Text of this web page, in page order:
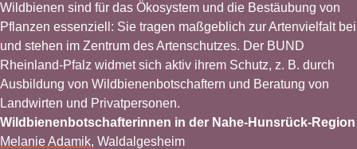
Wildbienen sind für das Ökosystem und die Bestäubung von
Pflanzen essenziell: Sie tragen maßgeblich zur Artenvielfalt bei
und stehen im Zentrum des Artenschutzes. Der BUND
Rheinland-Pfalz widmet sich aktiv ihrem Schutz, z. B. durch
Ausbildung von Wildbienenbotschaftern und Beratung von
Landwirten und Privatpersonen.
Wildbienenbotschafterinnen in der Nahe-Hunsrück-Region
Melanie Adamik, Waldalgesheim